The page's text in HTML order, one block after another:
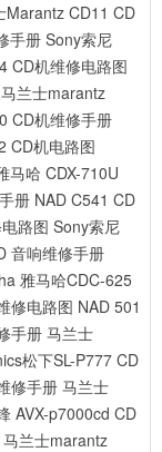
Marantz CD11 CD
手册 Sony索尼
CD机维修电路图
马兰士marantz
CD机维修手册
CD机电路图
马哈 CDX-710U
册 NAD C541 CD
路图 Sony索尼
音响维修手册
雅马哈CDC-625
修电路图 NAD 501
手册 马兰士
松下SL-P777 CD
修手册 马兰士
AVX-p7000cd CD
马兰士marantz